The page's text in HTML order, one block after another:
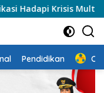
Multidimensi
Pendidikan